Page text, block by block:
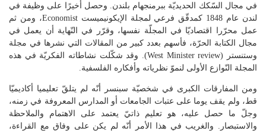
في مجال السّكك الحديديّة ببرمنجهام بلندن. وحصل أخيرًا على وظيفة في
لندن عام 1848 كمدقّق فرعي لمجلة الإيكونيميست Economist، ومن ثم
عمل محرّرا اقتصاديّا في المجلّة نفسها، وقرّر في النّهاية أن يعمل في
مجال الكتابة الحرّة، فأسهم بعدد كبير من المقالات التي نشرها في مجلة
وستنستر (West Minister review). وقد شكّلت نشاطاته الفكريّة في هذه
المجلة النّوازع الأولى لنموّ نظرياته وأفكاره الفلسفية.
ومن المفارقات الكبرى في شخصيّة سبنسر أنّه لم يتلقّ تعليميا أكاديميّا
قط، ولم يقف يوما على عتبات الجامعات أو المدارس المعروفة في زمنه،
وجلّ ما حصل عليه، هو تعليم ذاتيّ يعتمد على الاهتمام والملاحظة
والاستبصار. والغريب في هذا الأمر أنّه لم يكن على وفاق مع القراءة،